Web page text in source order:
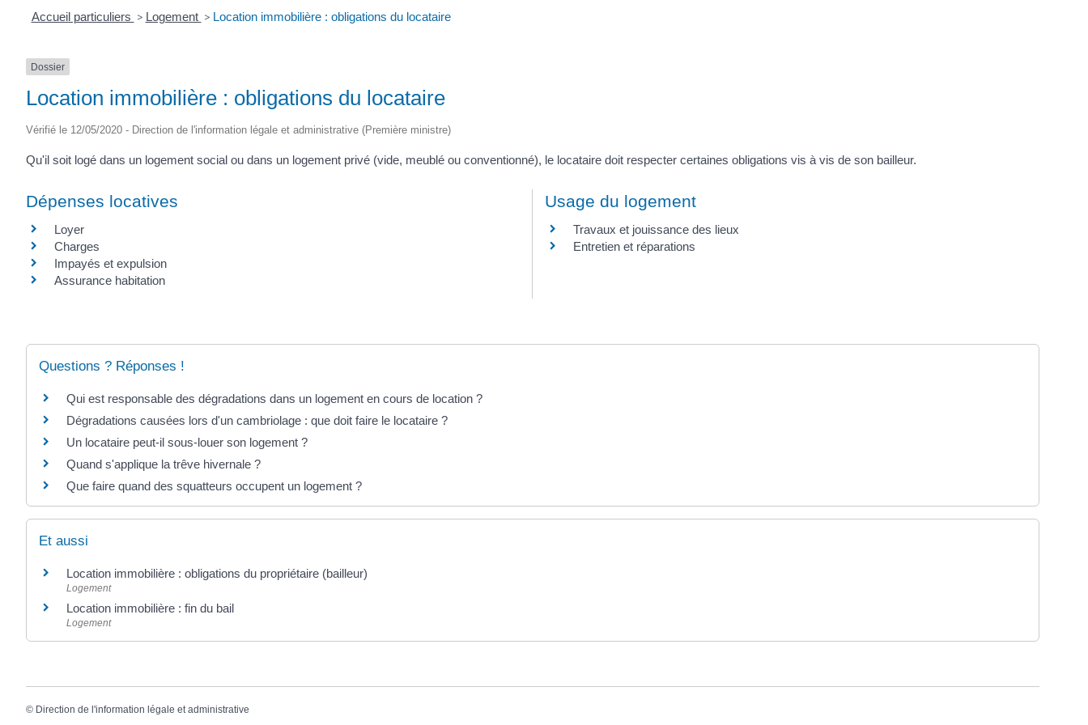
Accueil particuliers > Logement > Location immobilière : obligations du locataire
Dossier
Location immobilière : obligations du locataire
Vérifié le 12/05/2020 - Direction de l'information légale et administrative (Première ministre)
Qu'il soit logé dans un logement social ou dans un logement privé (vide, meublé ou conventionné), le locataire doit respecter certaines obligations vis à vis de son bailleur.
Dépenses locatives
Loyer
Charges
Impayés et expulsion
Assurance habitation
Usage du logement
Travaux et jouissance des lieux
Entretien et réparations
Questions ? Réponses !
Qui est responsable des dégradations dans un logement en cours de location ?
Dégradations causées lors d'un cambriolage : que doit faire le locataire ?
Un locataire peut-il sous-louer son logement ?
Quand s'applique la trêve hivernale ?
Que faire quand des squatteurs occupent un logement ?
Et aussi
Location immobilière : obligations du propriétaire (bailleur)
Logement
Location immobilière : fin du bail
Logement
© Direction de l'information légale et administrative